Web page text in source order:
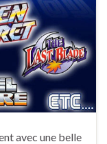
avec une belle